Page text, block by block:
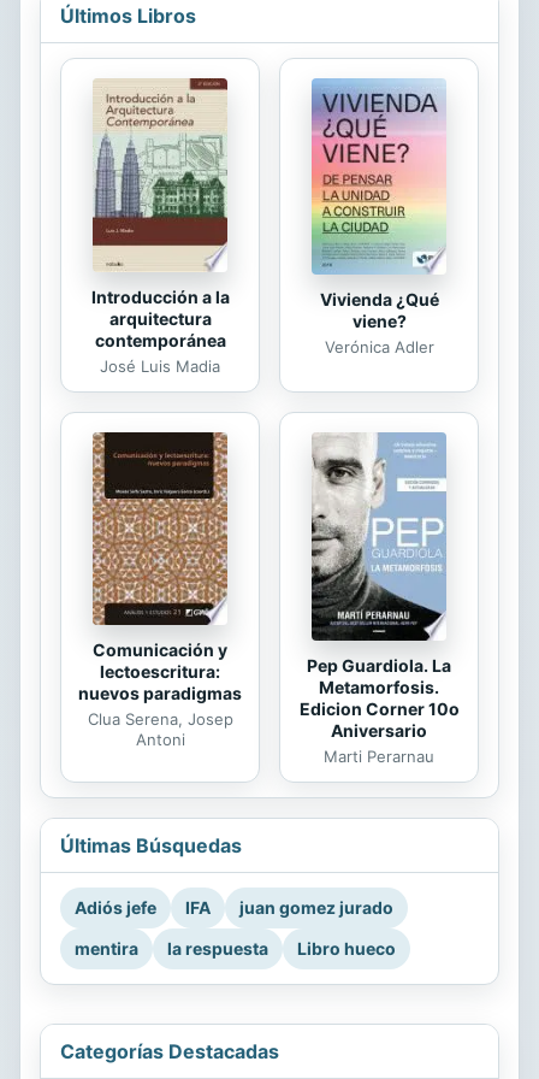
permite entender el vacío
insustituible que ha dejado en el
corazón de millones de personas.
Últimos Libros
Introducción a la
arquitectura
contemporánea
José Luis Madia
Vivienda ¿Qué
viene?
Verónica Adler
Comunicación y
lectoescritura:
nuevos paradigmas
Clua Serena, Josep
Antoni
Pep Guardiola. La
Metamorfosis.
Edicion Corner 10o
Aniversario
Marti Perarnau
Últimas Búsquedas
Adiós jefe IFA
juan gomez jurado
mentira
la respuesta Libro hueco
Categorías Destacadas